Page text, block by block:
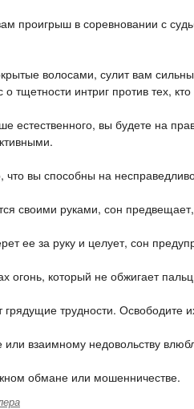
проигрыш в соревновании с
волосами, сулит вам
тщетности интриг против тех,
естественного, вы будете на
что вы способны на
своими руками, сон
ее за руку и целует, сон
огонь, который не обжигает
трудности. Освободите
или взаимному недовольству
обмане или мошенничестве.